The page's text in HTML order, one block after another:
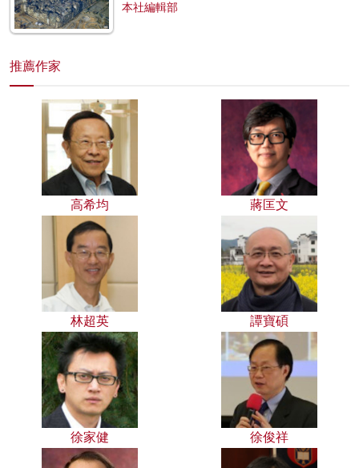
本社編輯部
推薦作家
高希均 蔣匡文
林超英 譚寶碩
徐家健 徐俊祥